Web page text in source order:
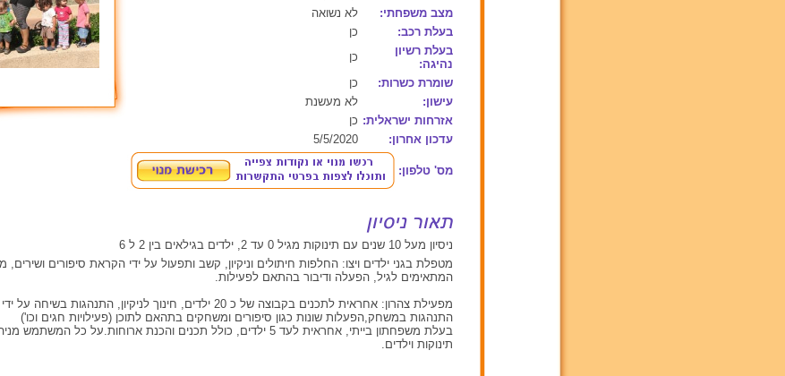
מצב משפחתי:
לא נשואה
בעלת רכב:
כן
בעלת רשיון
נהיגה:
כן
שומרת כשרות:
כן
עישון:
לא מעשנת
אזרחות ישראלית: כן
עדכון אחרון:
5/5/2020
מס' טלפון:
ניסיון מעל 10 שנים עם תינוקות מגיל 0 עד 2, ילדים בגילאים בין 2 ל 6
מטפלת בגני ילדים ויצו: החלפות חיתולים וניקיון, קשב ותפעול על ידי הקראת סיפורים ושירים,
המתאימים לגיל, הפעלה ודיבור בהתאם לפעילות.
מפעילת צהרון: אחראית לתכנים בקבוצה של כ 20 ילדים, חינוך לניקיון, התנהגות
התנהגות במשחק,הפעלות שונות כגון סיפורים ומשחקים בתהאם לתוכן (פעילויות חגים וכו')
בעלת משפחתון בייתי, אחראית לעד 5 ילדים, כולל תכנים והכנת ארוחות.על כל המשתמש
תינוקות וילדים.